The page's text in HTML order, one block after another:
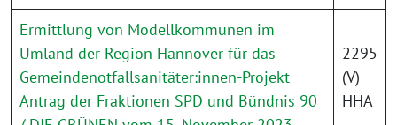
Ermittlung von Modellkommunen im
Umland der Region Hannover für das
Gemeindenotfallsanitäter:innen-Projekt
Antrag der Fraktionen SPD und Bündnis 90
2295
(V)
HHA